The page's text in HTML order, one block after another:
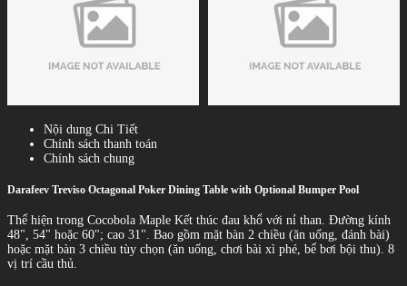
Nội dung Chi Tiết
Chính sách thanh toán
Chính sách chung
Darafeev Treviso Octagonal Poker Dining Table with Optional Bumper Pool
Thể hiện trong Cocobola Maple Kết thúc đau khổ với nỉ than. Đường kính
48", 54" hoặc 60"; cao 31". Bao gồm mặt bàn 2 chiều (ăn uống, đánh bài)
hoặc mặt bàn 3 chiều tùy chọn (ăn uống, chơi bài xì phé, bể bơi bội thu). 8
vị trí cầu thủ.